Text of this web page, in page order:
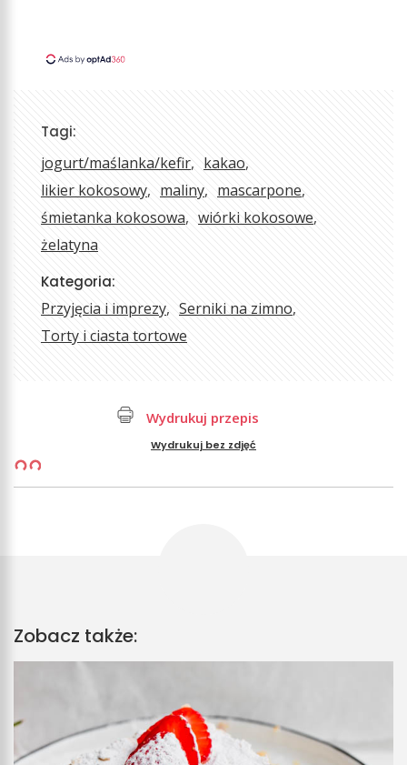
Tagi:
jogurt/maślanka/kefir
kakao
likier kokosowy
maliny
mascarpone
śmietanka kokosowa
wiórki kokosowe
żelatyna
Kategoria:
Przyjęcia i imprezy
Serniki na zimno
Torty i ciasta tortowe
Wydrukuj przepis
Wydrukuj bez zdjęć
Zobacz także: